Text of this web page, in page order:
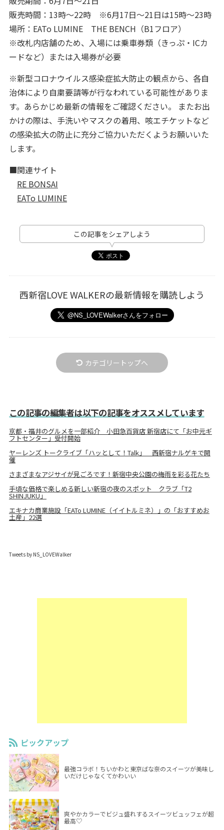
販売時間：13時〜22時 ※6月17日〜21日は15時〜23時
場所：EATo LUMINE THE BENCH（B1フロア）
※改札内店舗のため、入場には乗車券類（きっぷ・ICカ
ードなど）または入場券が必要
※新型コロナウイルス感染症拡大防止の観点から、各自
治体により自粛要請等が行なわれている可能性がありま
す。あらかじめ最新の情報をご確認ください。 またお出
かけの際は、手洗いやマスクの着用、咳エチケットなど
の感染拡大の防止に充分ご協力いただくようお願いいた
します。
■関連サイト
RE BONSAI
EATo LUMINE
この記事をシェアしよう
西新宿LOVE WALKERの最新情報を購読しよう
カテゴリートップへ
この記事の編集者は以下の記事をオススメしています
京都・福井のグルメを一部紹介 小田急百貨店 新宿店にて「お中元ギ
フトセンター」受付開始
ヤーレンズ トークライブ「ハッとして！Talk」 西新宿ナルゲキで開
催
さまざまなアジサイが見ごろです！新宿中央公園の梅雨を彩る花たち
手頃な価格で楽しめる新しい新宿の夜のスポット クラブ「T2
SHINJUKU」
エキナカ商業施設「EATo LUMINE（イイトルミネ）」の「おすすめお
土産」22選
Tweets by NS_LOVEWalker
ピックアップ
最強コラボ！ちいかわと東京ばな奈のスイーツが美味し
いだけじゃなくてかわいい
爽やかカラーでビジュ盛れするスイーツビュッフェが超
最高♡